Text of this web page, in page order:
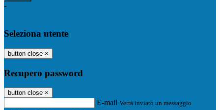
-
Seleziona utente
button close ×
Recupero password
button close ×
E-mail Verrà inviato un messaggio